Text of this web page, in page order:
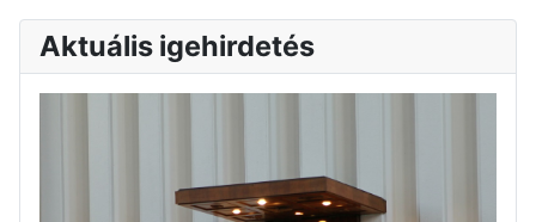
Aktuális igehirdetés